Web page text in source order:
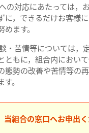
の対応にあたっては，
に，できるだけお客様
ます。
・苦情等については，
ともに，組合内におい
態勢の改善や苦情等の
。
当組合の窓口へお申出く